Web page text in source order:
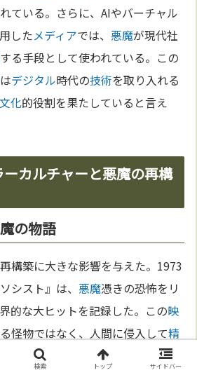
ている。さらに、AIやバーチャル
したメディアでは、悪魔が現代社
する手段として使われている。この
はデジタル時代の技術を取り入れる
文化的役割を果たしていると言え
カルチャーと悪魔の再構
の物語
構築に大きな影響を与えた。1973
シスト』は、悪魔憑きの恐怖をリ
的な大ヒットを記録した。この映
怪物ではなく、人間に侵入して精
る 存在として表現した。一方で、
検索 トップ サイドバー